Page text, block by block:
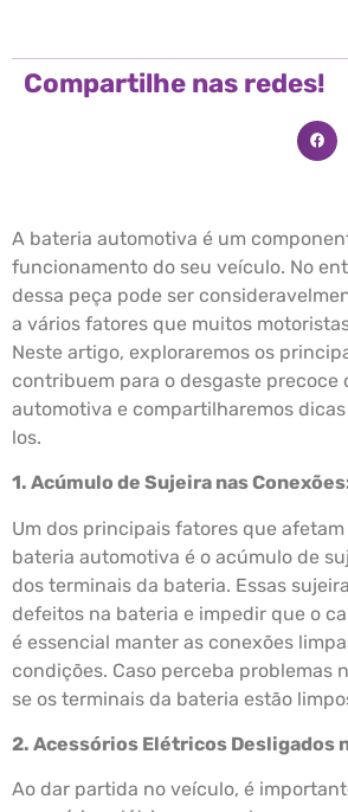
Compartilhe nas redes!
A bateria automotiva é um
funcionamento do seu veículo. No
dessa peça pode ser
a vários fatores que muitos
Neste artigo, exploraremos os
contribuem para o desgaste precoce
automotiva e compartilharemos
los.
1. Acúmulo de Sujeira nas
Um dos principais fatores que
bateria automotiva é o acúmulo de
dos terminais da bateria. Essas
defeitos na bateria e impedir que o
é essencial manter as conexões
condições. Caso perceba problemas
se os terminais da bateria estão
2. Acessórios Elétricos Desligados
Ao dar partida no veículo, é